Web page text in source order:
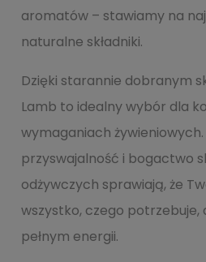
aromatów – stawiamy na
naturalne składniki.
Dzięki starannie dobranym
Lamb to idealny wybór dla
wymaganiach żywieniowych.
przyswajalność i bogactwo
odżywczych sprawiają, że
wszystko, czego
pełnym energii.